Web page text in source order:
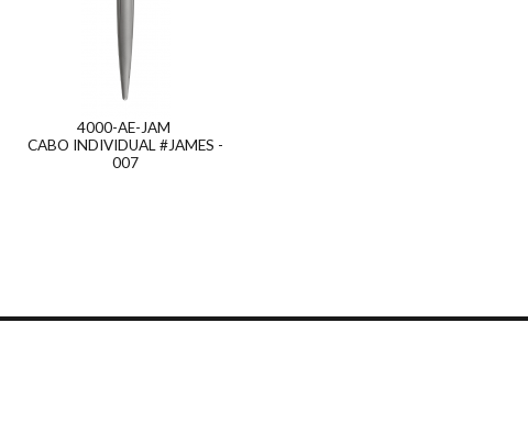
4000-AE-JAM
CABO INDIVIDUAL #JAMES -
007